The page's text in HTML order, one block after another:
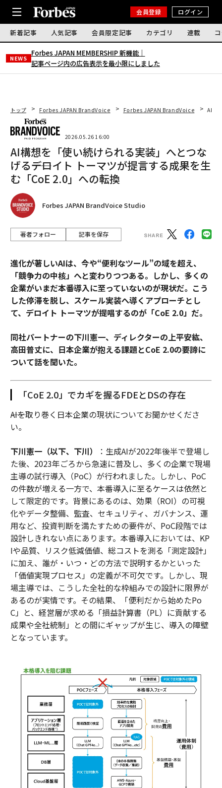
会員登録 ログイン
新着記事 人気記事 会員限定記事 カテゴリ 連載
NEWS
Forbes JAPAN MEMBERSHIP 新機能｜
記事ページ内の広告表示を最小限にしました
トップ Forbes JAPAN BrandVoice Forbes JAPAN BrandVoice AI構
2026.05.26 16:00
AI構想を「使い続けられる実装」へとつな
げる――デロイト トーマツが提言する成果を生
む「CoE 2.0」への転換
Forbes JAPAN BrandVoice Studio
著者フォロー 記事を保存
進化が著しいAIは、今や“便利なツール”の域を超え、
「競争力の中核」へと変わりつつある。しかし、多くの
企業がいまだ本番導入に至っていないのが現状だ。こう
した停滞を脱し、スケール実装へ導くアプローチとし
て、デロイト トーマツが提唱するのが「CoE 2.0」だ。
同社パートナーの下川憲一、ディレクターの上平安紘、
高田普丈に、日本企業が抱える課題とCoE 2.0の要諦に
ついて話を聞いた。
「CoE 2.0」でカギを握るFDEとDSの存在
――AIを取り巻く日本企業の現状についてお聞かせくださ
い。
下川憲一（以下、下川）
：生成AIが2022年後半で登場し
た後、2023年ごろから急速に普及し、多くの企業で現場
主導の試行導入（PoC）が行われました。しかし、PoC
の件数が増える一方で、本番導入に至るケースは依然と
して限定的です。背景にあるのは、効果（ROI）の可視
化やデータ整備、監査、セキュリティ、ガバナンス、運
用など、投資判断を満たすための要件が、PoC段階では
設計しきれない点にあります。本番導入においては、KP
Iや品質、リスク低減価値、総コストを測る「測定設計」
に加え、誰が・いつ・どの方法で説明するかといった
「価値実現プロセス」の定義が不可欠です。しかし、現
場主導では、こうした全社的な枠組みでの設計に限界が
あるのが実情です。その結果、「便利だから始めたPo
C」と、経営層が求める「損益計算書（PL）に貢献する
成果や全社統制」との間にギャップが生じ、導入の障壁
となっています。